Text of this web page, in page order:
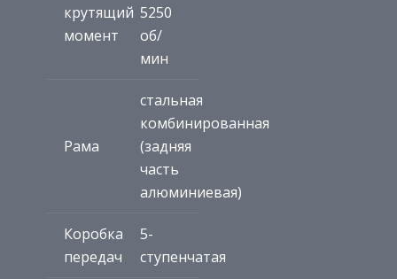
крутящий
момент
5250
об/
мин
Рама
стальная
комбинированная
(задняя
часть
алюминиевая)
Коробка
передач
5-
ступенчатая